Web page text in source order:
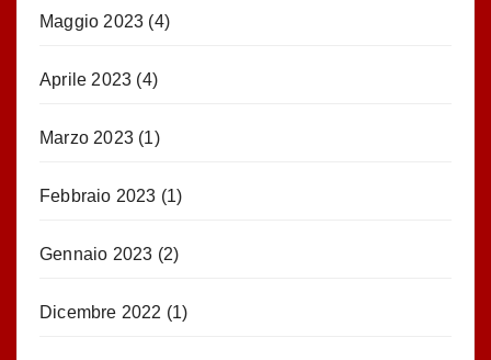
Maggio 2023 (4)
Aprile 2023 (4)
Marzo 2023 (1)
Febbraio 2023 (1)
Gennaio 2023 (2)
Dicembre 2022 (1)